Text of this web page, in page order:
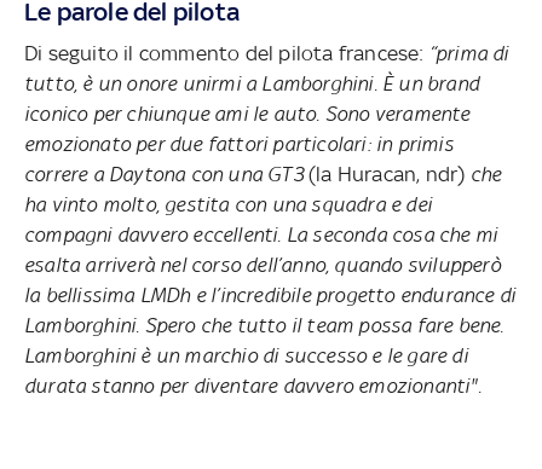
Le parole del pilota
Di seguito il commento del pilota francese: “prima di
tutto, è un onore unirmi a Lamborghini. È un brand
iconico per chiunque ami le auto. Sono veramente
emozionato per due fattori particolari: in primis
correre a Daytona con una GT3(la Huracan, ndr) che
ha vinto molto, gestita con una squadra e dei
compagni davvero eccellenti. La seconda cosa che mi
esalta arriverà nel corso dell’anno, quando svilupperò
la bellissima LMDh e l’incredibile progetto endurance di
Lamborghini. Spero che tutto il team possa fare bene.
Lamborghini è un marchio di successo e le gare di
durata stanno per diventare davvero emozionanti".